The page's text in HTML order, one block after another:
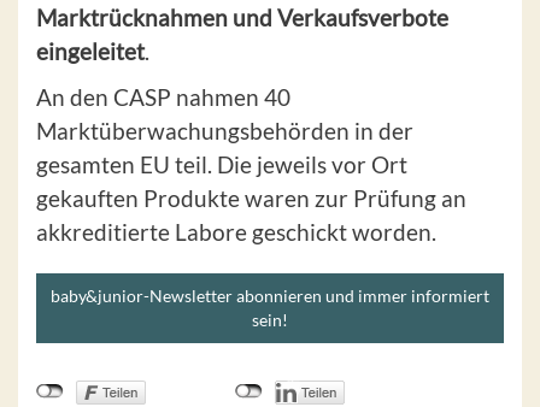
Marktrücknahmen und Verkaufsverbote
eingeleitet.
An den CASP nahmen 40
Marktüberwachungsbehörden in der
gesamten EU teil. Die jeweils vor Ort
gekauften Produkte waren zur Prüfung an
akkreditierte Labore geschickt worden.
baby&junior-Newsletter abonnieren und immer informiert
sein!